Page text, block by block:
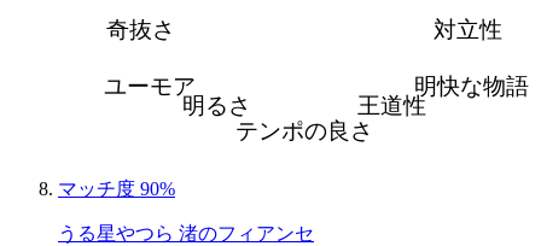
対立性
明快な物語
王道性
テンポの良さ
明るさ
ユーモア
奇抜さ
マッチ度 90%
うる星やつら 渚のフィアンセ